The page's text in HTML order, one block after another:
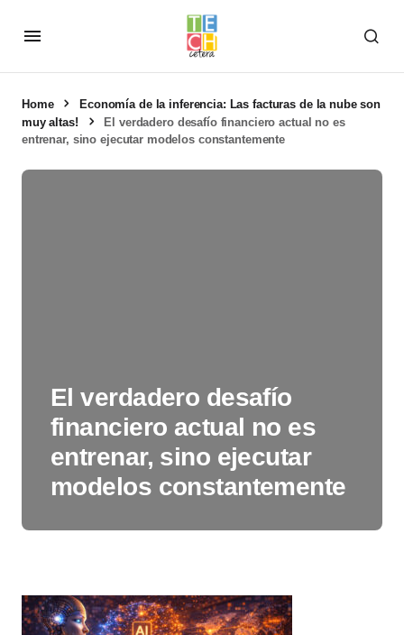
Home
Economía de la inferencia: Las facturas de la nube son
muy altas!
El verdadero desafío financiero actual no es
entrenar, sino ejecutar modelos constantemente
El verdadero desafío
financiero actual no es
entrenar, sino ejecutar
modelos constantemente